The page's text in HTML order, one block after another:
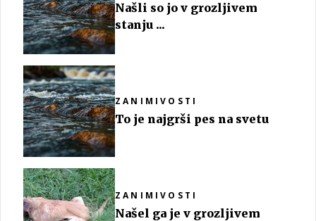
Našli so jo v grozljivem
stanju ...
ZANIMIVOSTI
To je najgrši pes na svetu
ZANIMIVOSTI
Našel ga je v grozljivem